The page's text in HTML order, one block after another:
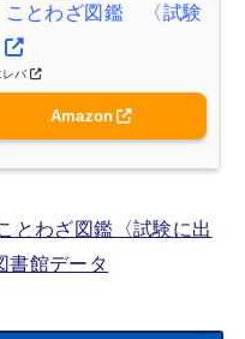
とわざ図鑑 〈試験
レバ
Amazon
とわざ図鑑〈試験に出
書館データ